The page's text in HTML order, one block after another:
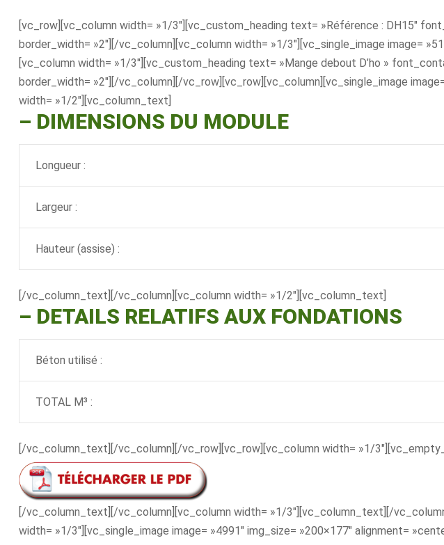
[vc_row][vc_column width= »1/3″][vc_custom_heading text= »Référence : DH15″
border_width= »2″][/vc_column][vc_column width= »1/3″][vc_single_image image=
[vc_column width= »1/3″][vc_custom_heading text= »Mange debout D’ho »
border_width= »2″][/vc_column][/vc_row][vc_row][vc_column][vc_single_image
width= »1/2″][vc_column_text]
– DIMENSIONS DU MODULE
Longueur :
Largeur :
Hauteur (assise) :
[/vc_column_text][/vc_column][vc_column width= »1/2″][vc_column_text]
– DETAILS RELATIFS AUX FONDATIONS
Béton utilisé :
TOTAL M³ :
[/vc_column_text][/vc_column][/vc_row][vc_row][vc_column width= »1/
[/vc_column_text][/vc_column][vc_column width= »1/3″][vc_column_text][/
width= »1/3″][vc_single_image image= »4991″ img_size= »200×177″ alignment=